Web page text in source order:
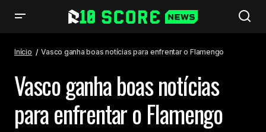
Início Vasco ganha boas notícias para enfrentar o Flamengo
Vasco ganha boas notícias
para enfrentar o Flamengo